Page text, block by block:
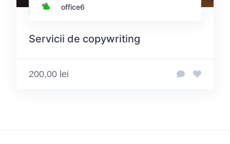
office6
Servicii de copywriting
200,00 lei